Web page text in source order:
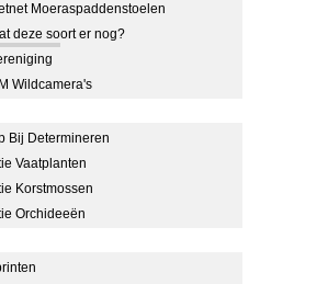
Moeraspaddenstoelen
deze soort er nog?
Wildcamera's
Bij Determineren
Vaatplanten
Korstmossen
Orchideeën